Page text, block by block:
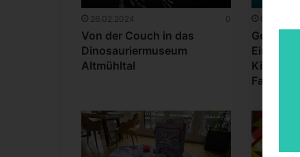
26.02.2024 0
Von der Couch in das
Dinosauriermuseum
Altmühltal
01.12.2023
Einfluss
Kindes